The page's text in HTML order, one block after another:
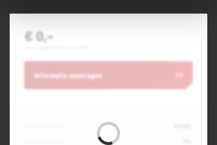
€ 0,-
Informatie aanvragen